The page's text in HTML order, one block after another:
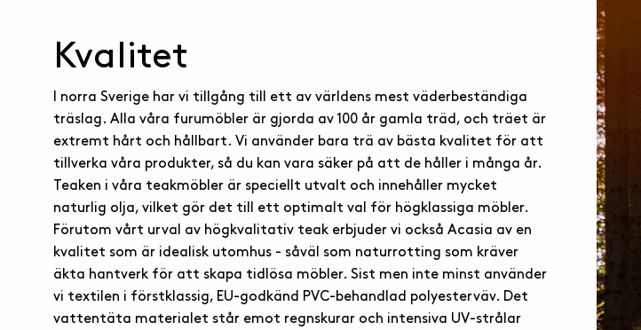
Kvalitet
I norra Sverige har vi tillgång till ett av världens mest väderbeständiga
träslag. Alla våra furumöbler är gjorda av 100 år gamla träd, och träet är
extremt hårt och hållbart. Vi använder bara trä av bästa kvalitet för att
tillverka våra produkter, så du kan vara säker på att de håller i många år.
Teaken i våra teakmöbler är speciellt utvalt och innehåller mycket
naturlig olja, vilket gör det till ett optimalt val för högklassiga möbler.
Förutom vårt urval av högkvalitativ teak erbjuder vi också Acasia av en
kvalitet som är idealisk utomhus - såväl som naturrotting som kräver
äkta hantverk för att skapa tidlösa möbler. Sist men inte minst använder
vi textilen i förstklassig, EU-godkänd PVC-behandlad polyesterväv. Det
vattentäta materialet står emot regnskurar och intensiva UV-strålar